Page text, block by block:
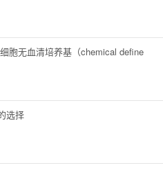
胞无血清培养基（chemical define
选择